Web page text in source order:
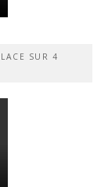
SUR 4